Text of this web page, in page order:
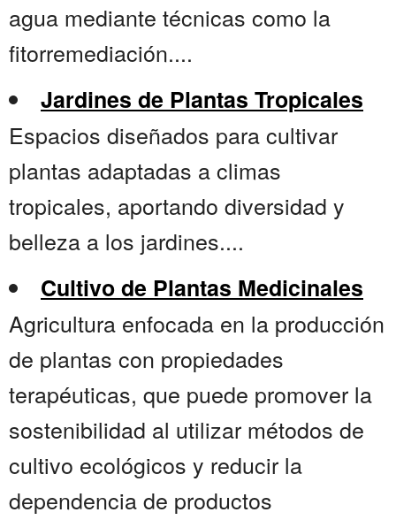
agua mediante técnicas como la
fitorremediación....
Jardines de Plantas Tropicales
Espacios diseñados para cultivar
plantas adaptadas a climas
tropicales, aportando diversidad y
belleza a los jardines....
Cultivo de Plantas Medicinales
Agricultura enfocada en la producción
de plantas con propiedades
terapéuticas, que puede promover la
sostenibilidad al utilizar métodos de
cultivo ecológicos y reducir la
dependencia de productos